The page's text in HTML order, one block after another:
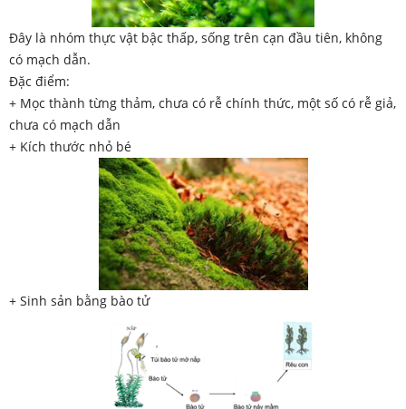
Đây là nhóm thực vật bậc thấp, sống trên cạn đầu tiên, không
có mạch dẫn.
Đặc điểm:
+ Mọc thành từng thảm, chưa có rễ chính thức, một số có rễ giả,
chưa có mạch dẫn
+ Kích thước nhỏ bé
+ Sinh sản bằng bào tử